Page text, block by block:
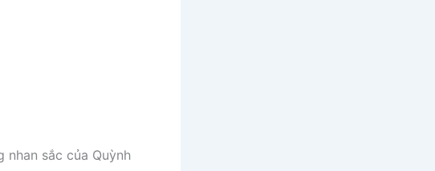
nhan sắc của Quỳnh